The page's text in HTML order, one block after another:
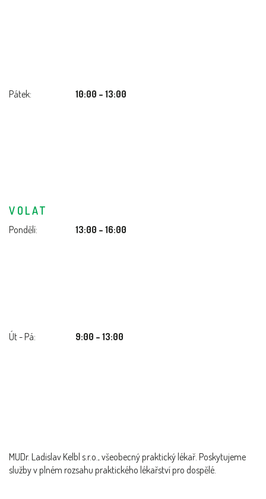
Pátek: 10:00 – 13:00
VOLAT
Pondělí: 13:00 – 16:00
Út - Pá: 9:00 – 13:00
MUDr. Ladislav Kelbl s.r.o., všeobecný praktický lékař. Poskytujeme
služby v plném rozsahu praktického lékařství pro dospělé.